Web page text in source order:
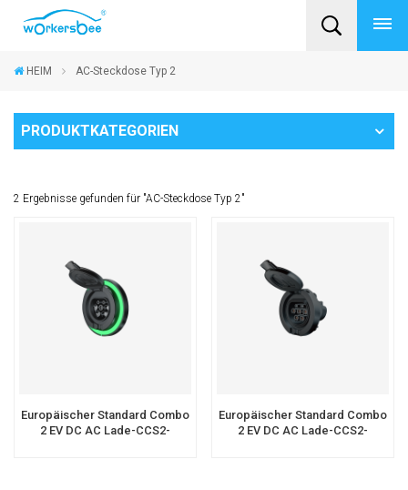
HEIM AC-Steckdose Typ 2
PRODUKTKATEGORIEN
2 Ergebnisse gefunden für "AC-Steckdose Typ 2"
Europäischer Standard Combo
2 EV DC AC Lade-CCS2-
Europäischer Standard Combo
2 EV DC AC Lade-CCS2-